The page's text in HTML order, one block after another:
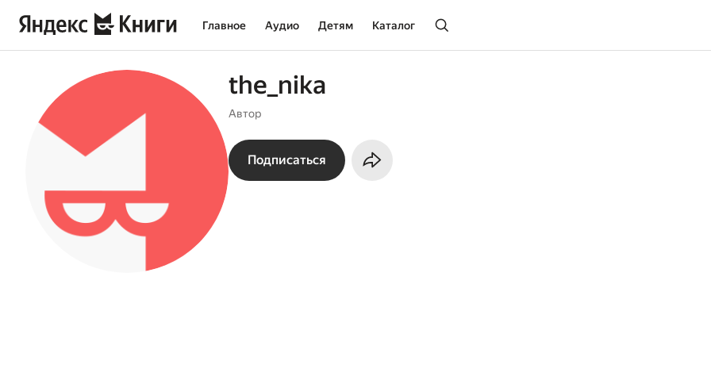
Главное Аудио Детям Каталог
the_nika
Автор
Подписаться